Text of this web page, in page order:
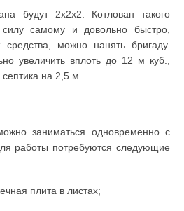
будут 2х2х2. Котлован такого
самому и довольно быстро,
можно нанять бригаду.
увеличить вплоть до 12 м куб.,
на 2,5 м.
заниматься одновременно с
работы потребуются следующие
плита в листах;